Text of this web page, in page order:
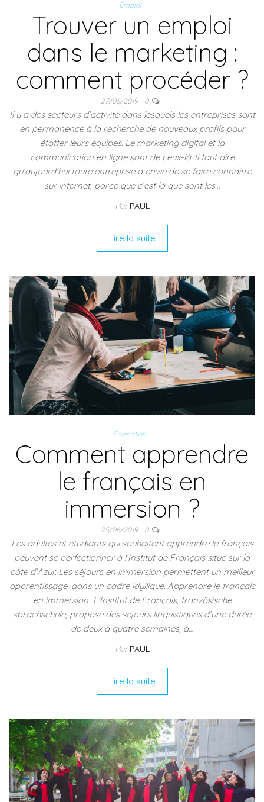
Emploi
Trouver un emploi
dans le marketing :
comment procéder ?
27/06/2019 0
Il y a des secteurs d’activité dans lesquels les entreprises sont
en permanence à la recherche de nouveaux profils pour
étoffer leurs équipes. Le marketing digital et la
communication en ligne sont de ceux-là. Il faut dire
qu’aujourd’hui toute entreprise a envie de se faire connaître
sur internet, parce que c’est là que sont les…
ParPAUL
Lire la suite
Formation
Comment apprendre
le français en
immersion ?
25/06/2019 0
Les adultes et étudiants qui souhaitent apprendre le français
peuvent se perfectionner à l’Institut de Français situé sur la
côte d’Azur. Les séjours en immersion permettent un meilleur
apprentissage, dans un cadre idyllique. Apprendre le français
en immersion L’Institut de Français, französische
sprachschule, propose des séjours linguistiques d’une durée
de deux à quatre semaines, à…
ParPAUL
Lire la suite